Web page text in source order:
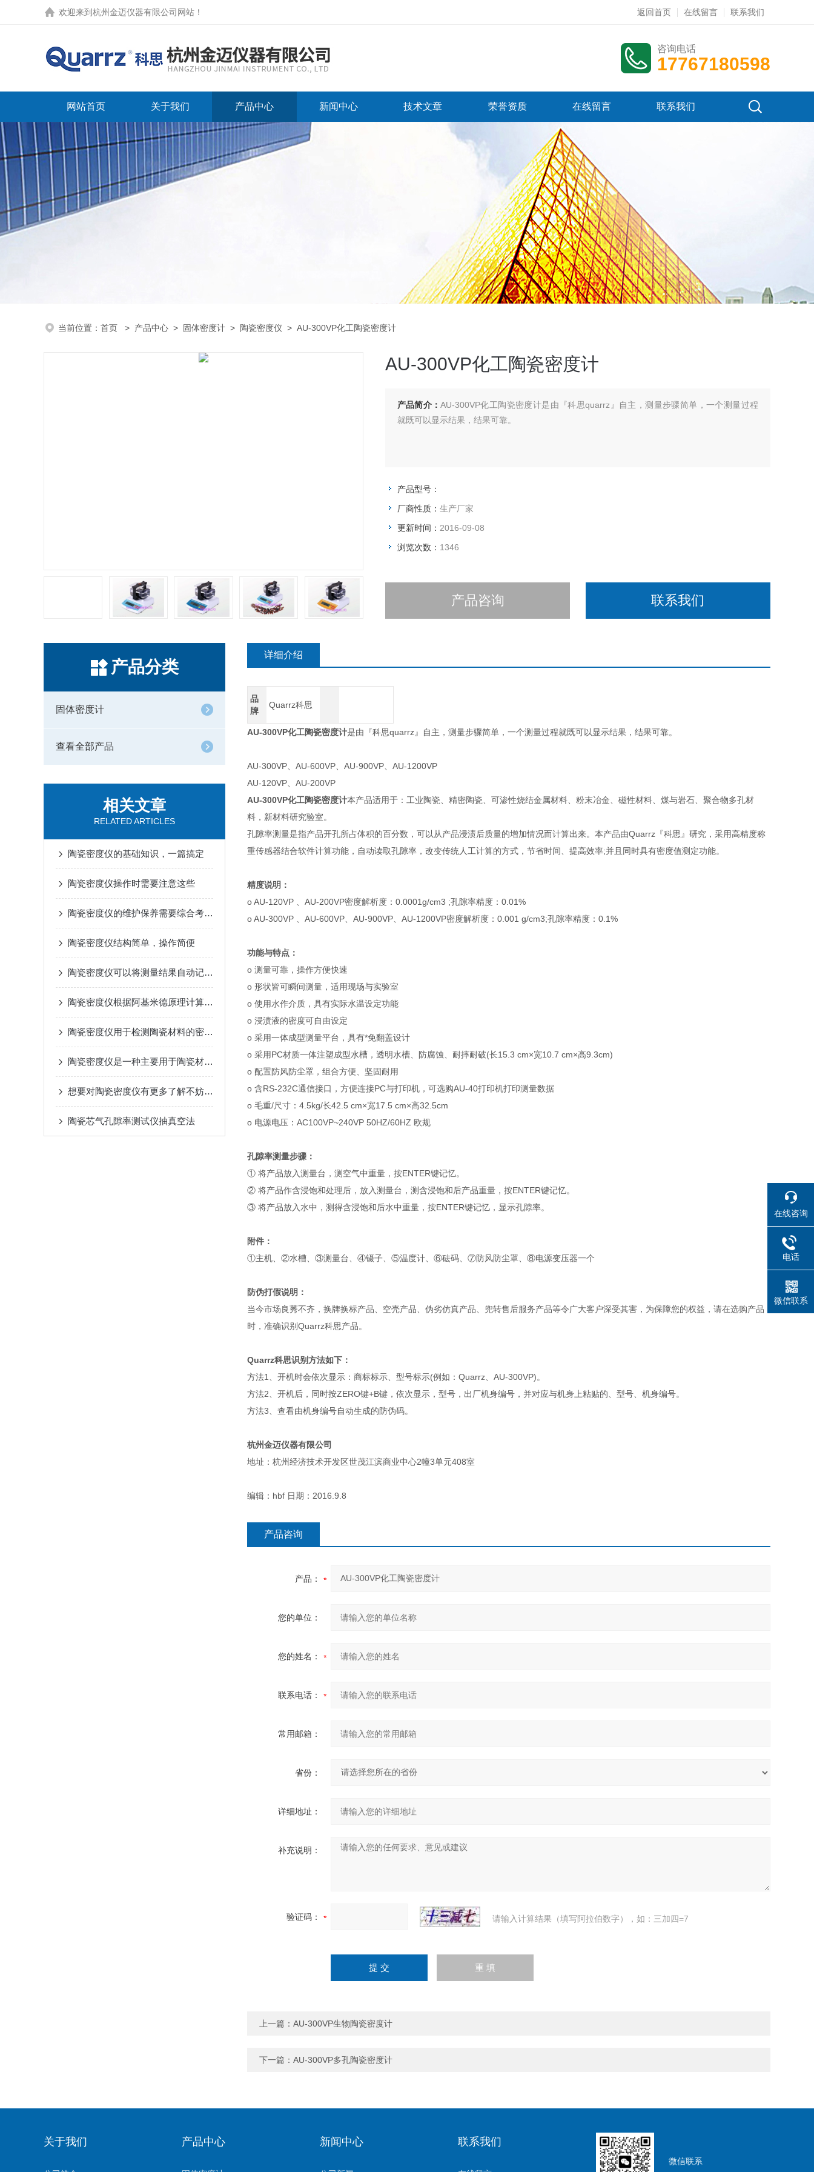
欢迎来到 杭州金迈仪器有限公司网站 ！ 返回首页 在线留言 联系我们
咨询电话
17767180598
网站首页 关于我们 产品中心 新闻中心 技术文章 荣誉资质 在线留言 联系我们
当前位置： 首页 > 产品中心 > 固体密度计 > 陶瓷密度仪 > AU-300VP化工陶瓷密度计
AU-300VP化工陶瓷密度计
产品简介： AU-300VP化工陶瓷密度计是由『科思quarrz』自主，测量步骤简单，一个测量过程
就既可以显示结果，结果可靠。
产品型号：
厂商性质： 生产厂家
更新时间： 2016-09-08
浏览次数： 1346
产品咨询 联系我们
产品分类
固体密度计
查看全部产品
相关文章
RELATED ARTICLES
陶瓷密度仪的基础知识，一篇搞定
陶瓷密度仪操作时需要注意这些
陶瓷密度仪的维护保养需要综合考虑多个方面
陶瓷密度仪结构简单，操作简便
陶瓷密度仪可以将测量结果自动记录并计算出陶瓷材料的孔隙率等其他参数
陶瓷密度仪根据阿基米德原理计算出实际密度值
陶瓷密度仪用于检测陶瓷材料的密度和质量
陶瓷密度仪是一种主要用于陶瓷材料密度测量的仪器
想要对陶瓷密度仪有更多了解不妨看看这些吧
陶瓷芯气孔隙率测试仪抽真空法
详细介绍
品
牌
Quarrz科思
AU-300VP化工陶瓷密度计是由『科思quarrz』自主，测量步骤简单，一个测量过程就既可以显示结果，结果可靠。
AU-300VP、AU-600VP、AU-900VP、AU-1200VP
AU-120VP、AU-200VP
AU-300VP化工陶瓷密度计本产品适用于：工业陶瓷、精密陶瓷、可渗性烧结金属材料、粉末冶金、磁性材料、煤与岩石、聚合物多孔材
料，新材料研究验室。
孔隙率测量是指产品开孔所占体积的百分数，可以从产品浸渍后质量的增加情况而计算出来。本产品由Quarrz『科思』研究，采用高精度称
重传感器结合软件计算功能，自动读取孔隙率，改变传统人工计算的方式，节省时间、提高效率;并且同时具有密度值测定功能。
精度说明：
o AU-120VP 、AU-200VP密度解析度：0.0001g/cm3 ;孔隙率精度：0.01%
o AU-300VP 、AU-600VP、AU-900VP、AU-1200VP密度解析度：0.001 g/cm3;孔隙率精度：0.1%
功能与特点：
o 测量可靠，操作方便快速
o 形状皆可瞬间测量，适用现场与实验室
o 使用水作介质，具有实际水温设定功能
o 浸渍液的密度可自由设定
o 采用一体成型测量平台，具有*免翻盖设计
o 采用PC材质一体注塑成型水槽，透明水槽、防腐蚀、耐摔耐破(长15.3 cm×宽10.7 cm×高9.3cm)
o 配置防风防尘罩，组合方便、坚固耐用
o 含RS-232C通信接口，方便连接PC与打印机，可选购AU-40打印机打印测量数据
o 毛重/尺寸：4.5kg/长42.5 cm×宽17.5 cm×高32.5cm
o 电源电压：AC100VP~240VP 50HZ/60HZ 欧规
孔隙率测量步骤：
① 将产品放入测量台，测空气中重量，按ENTER键记忆。
② 将产品作含浸饱和处理后，放入测量台，测含浸饱和后产品重量，按ENTER键记忆。
③ 将产品放入水中，测得含浸饱和后水中重量，按ENTER键记忆，显示孔隙率。
附件：
①主机、②水槽、③测量台、④镊子、⑤温度计、⑥砝码、⑦防风防尘罩、⑧电源变压器一个
防伪打假说明：
当今市场良莠不齐，换牌换标产品、空壳产品、伪劣仿真产品、兜转售后服务产品等令广大客户深受其害，为保障您的权益，请在选购产品
时，准确识别Quarrz科思产品。
Quarrz科思识别方法如下：
方法1、开机时会依次显示：商标标示、型号标示(例如：Quarrz、AU-300VP)。
方法2、开机后，同时按ZERO键+B键，依次显示，型号，出厂机身编号，并对应与机身上粘贴的、型号、机身编号。
方法3、查看由机身编号自动生成的防伪码。
杭州金迈仪器有限公司
地址：杭州经济技术开发区世茂江滨商业中心2幢3单元408室
编辑：hbf 日期：2016.9.8
产品咨询
产品：
您的单位：
您的姓名：
联系电话：
常用邮箱：
省份：
详细地址：
补充说明：
验证码： 请输入计算结果（填写阿拉伯数字），如：三加四=7
上一篇： AU-300VP生物陶瓷密度计
下一篇： AU-300VP多孔陶瓷密度计
关于我们 产品中心 新闻中心 联系我们
微信联系
在线咨询
电话
微信联系